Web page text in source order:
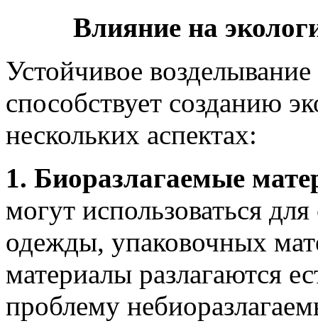
Влияние на
Устойчивое
способствует созданию
нескольких аспектах:
1. Биоразлагаемые
могут использоваться
одежды, упаковочных
материалы разлагаются
проблему